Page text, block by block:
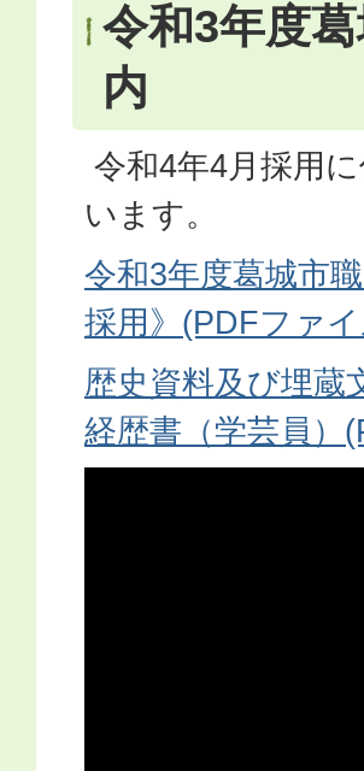
令和3年度
内
令和4年4月採用
います。
令和3年度葛城市
採用》(PDFファ
歴史資料及び埋蔵
経歴書（学芸員）